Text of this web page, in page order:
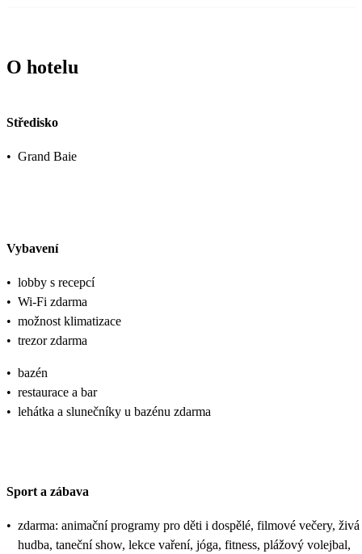
O hotelu
Středisko
• Grand Baie
Vybavení
• lobby s recepcí
• Wi-Fi zdarma
• možnost klimatizace
• trezor zdarma
• bazén
• restaurace a bar
• lehátka a slunečníky u bazénu zdarma
Sport a zábava
• zdarma: animační programy pro děti i dospělé, filmové večery, živá
hudba, taneční show, lekce vaření, jóga, fitness, plážový volejbal,